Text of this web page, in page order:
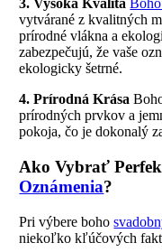
3. Vysoká Kvalita
vytvárané z kvalitných
prírodné vlákna a
zabezpečujú, že vaše
ekologicky šetrné.
4. Prírodná Krása
prírodných prvkov a
pokoja, čo je dokonalý
Ako Vybrať
Oznámenia?
Pri výbere boho
niekoľko kľúčových